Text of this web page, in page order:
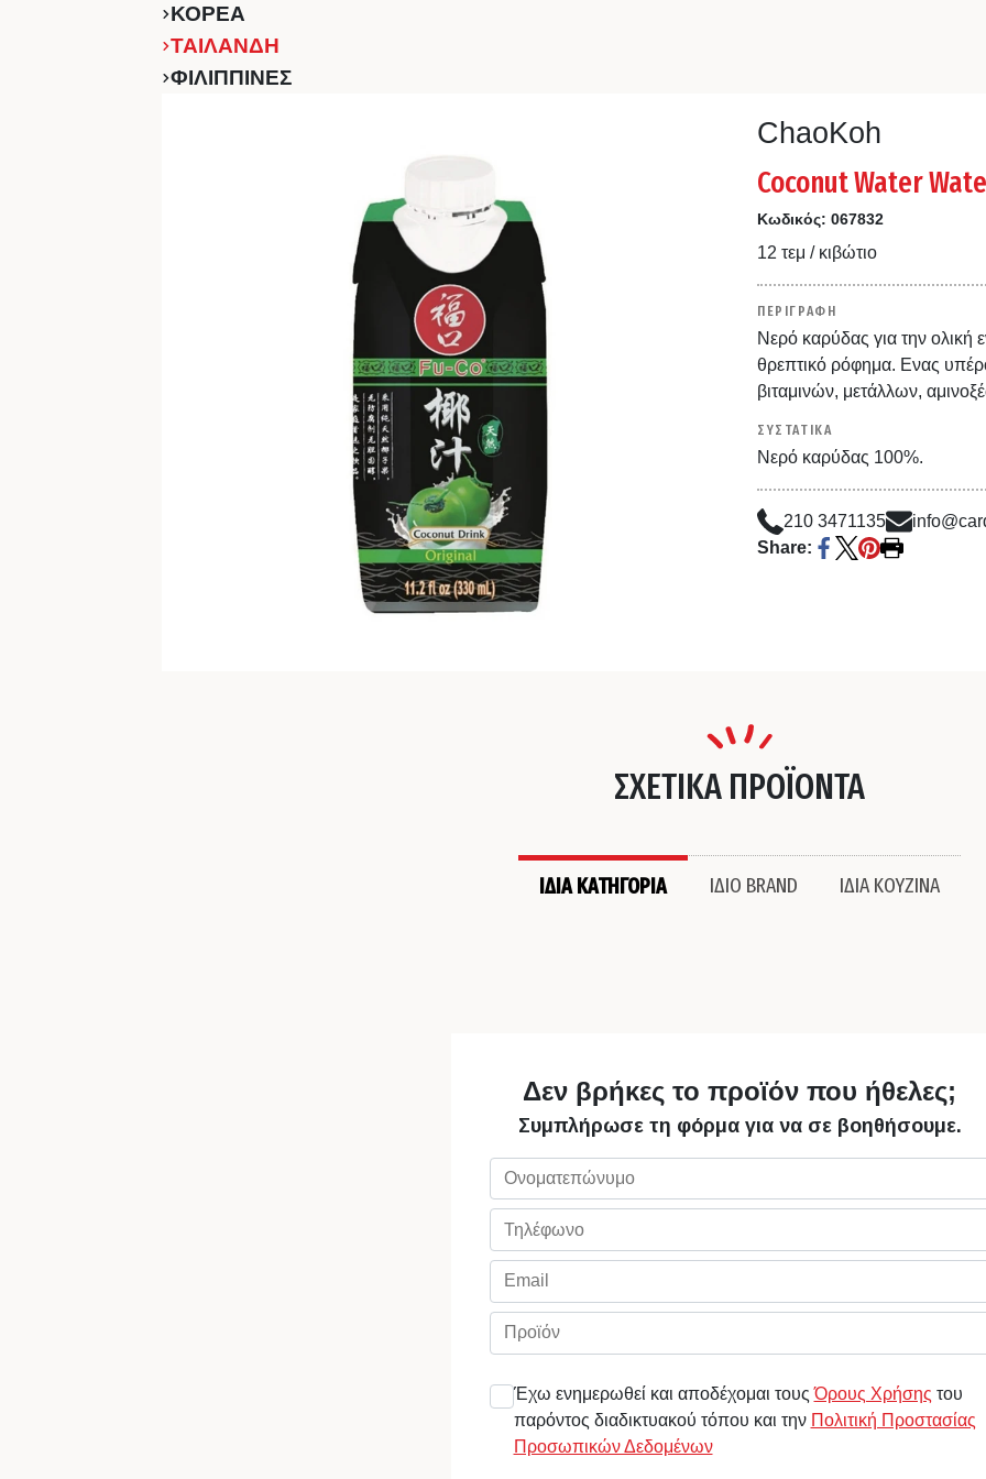
ΚΟΡΕΑ
ΤΑΙΛΑΝΔΗ
ΦΙΛΙΠΠΙΝΕΣ
ChaoKoh
Coconut Water
Κωδικός: 067832
12 τεμ / κιβώτιο
ΠΕΡΙΓΡΑΦΗ
Νερό καρύδας για την
θρεπτικό ρόφημα. Ενας
βιταμινών, μετάλλων,
ΣΥΣΤΑΤΙΚΑ
Νερό καρύδας 100%.
210 3471135
Share:
ΣΧΕΤΙΚΑ ΠΡΟΪΟΝΤΑ
ΙΔΙΑ ΚΑΤΗΓΟΡΙΑ ΙΔΙΟ BRAND ΙΔΙΑ ΚΟΥΖΙΝΑ
Δεν βρήκες το προϊόν που ήθελες;
Συμπλήρωσε τη φόρμα για να σε βοηθήσουμε.
Έχω ενημερωθεί και αποδέχομαι τουςΌρους Χρήσης του
παρόντος διαδικτυακού τόπου και την Πολιτική Προστασίας
Προσωπικών Δεδομένων